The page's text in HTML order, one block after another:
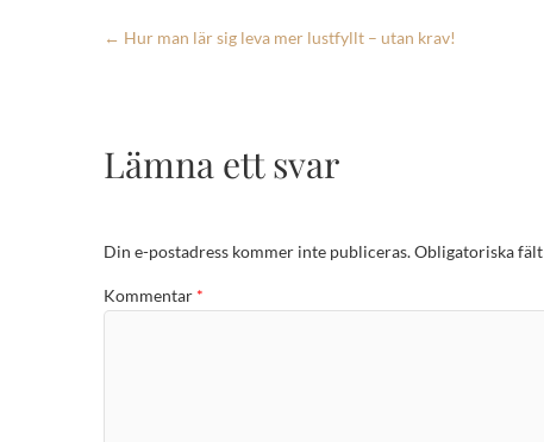
← Hur man lär sig leva mer lustfyllt – utan krav!
Lämna ett svar
Din e-postadress kommer inte publiceras.Obligatoriska
Kommentar *